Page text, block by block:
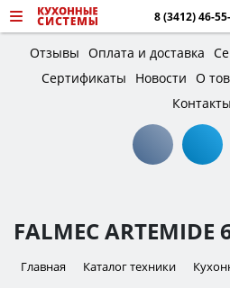
8 (3412) 46-
Отзывы Оплата и доставка
Сертификаты
Новости О
Контакты
FALMEC ARTEMIDE
Главная Каталог техники